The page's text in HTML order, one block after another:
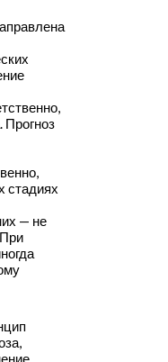
Прогноз
стадиях
— не